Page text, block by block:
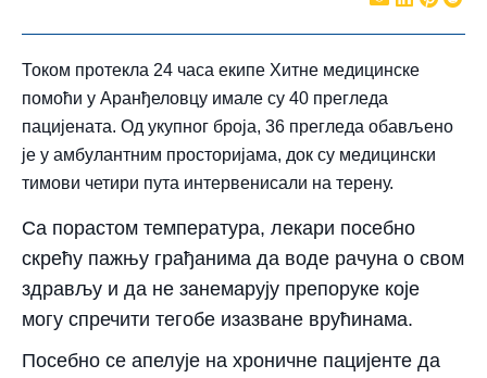
Током протекла 24 часа екипе Хитне медицинске
помоћи у Аранђеловцу имале су 40 прегледа
пацијената. Од укупног броја, 36 прегледа обављено
је у амбулантним просторијама, док су медицински
тимови четири пута интервенисали на терену.
Са порастом температура, лекари посебно
скрећу пажњу грађанима да воде рачуна о свом
здрављу и да не занемарују препоруке које
могу спречити тегобе изазване врућинама.
Посебно се апелује на хроничне пацијенте да